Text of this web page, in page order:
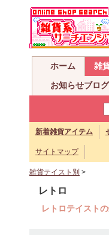
ホーム 雑
お知らせブログ
新着雑貨アイテム
サイトマップ
雑貨テイスト別 >
レトロ
レトロテイスト